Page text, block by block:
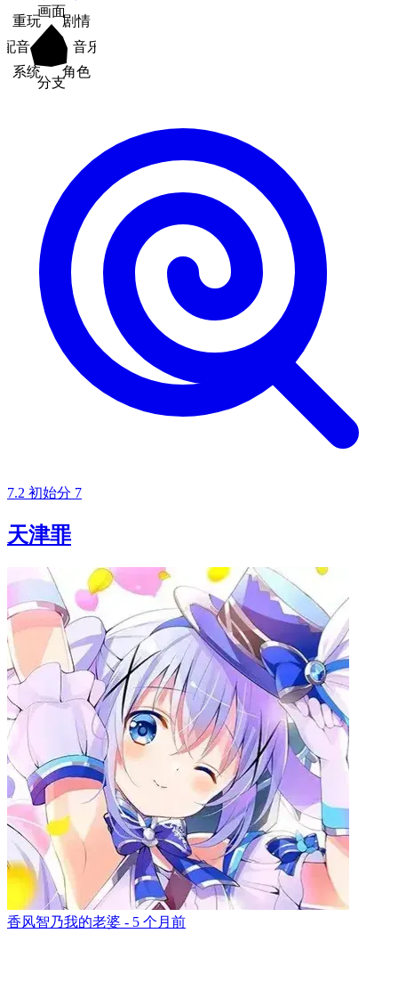
画面
剧情
音乐
角色
分支
系统
配音
重玩
7.2 初始分 7
天津罪
香风智乃我的老婆 - 5 个月前